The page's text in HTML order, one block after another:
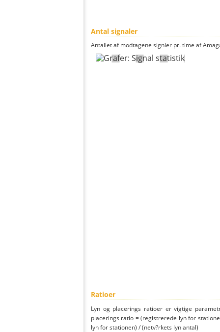
Antal signaler
Antallet af modtagene signler pr. time af
Ratioer
Lyn og placerings ratioer er vigtige
placerings ratio = (registrerede lyn for
lyn for stationen) / (netv?rkets lyn antal)